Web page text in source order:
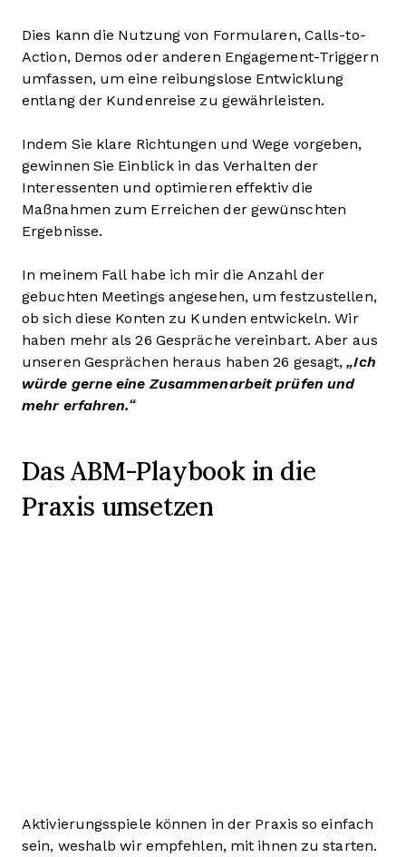
Dies kann die Nutzung von Formularen, Calls-to-
Action, Demos oder anderen Engagement-Triggern
umfassen, um eine reibungslose Entwicklung
entlang der Kundenreise zu gewährleisten.
Indem Sie klare Richtungen und Wege vorgeben,
gewinnen Sie Einblick in das Verhalten der
Interessenten und optimieren effektiv die
Maßnahmen zum Erreichen der gewünschten
Ergebnisse.
In meinem Fall habe ich mir die Anzahl der
gebuchten Meetings angesehen, um festzustellen,
ob sich diese Konten zu Kunden entwickeln. Wir
haben mehr als 26 Gespräche vereinbart. Aber aus
unseren Gesprächen heraus haben 26 gesagt,„Ich
würde gerne eine Zusammenarbeit prüfen und
mehr erfahren.“
Das ABM-Playbook in die
Praxis umsetzen
Aktivierungsspiele können in der Praxis so einfach
sein, weshalb wir empfehlen, mit ihnen zu starten.